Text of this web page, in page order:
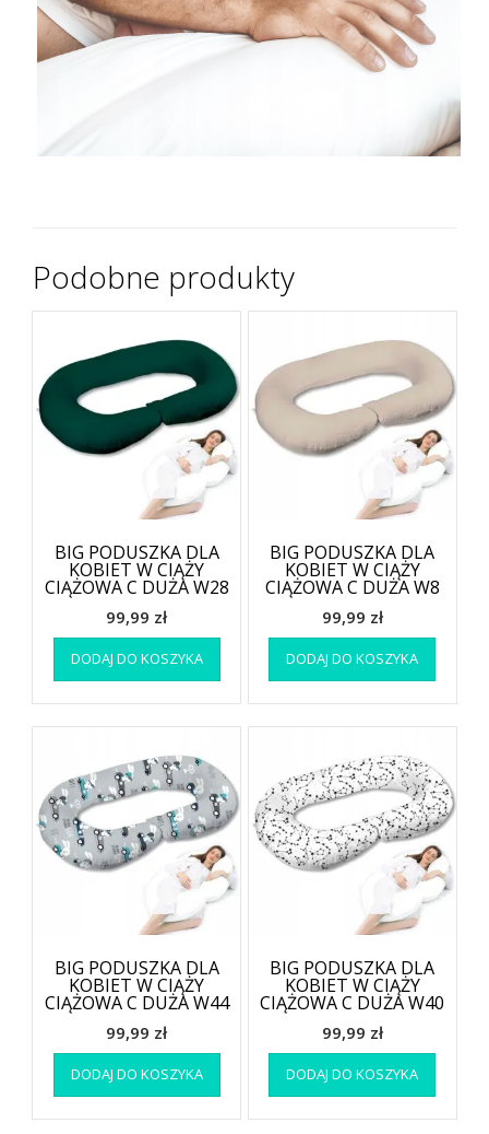
Podobne produkty
BIG PODUSZKA DLA
KOBIET W CIĄŻY
CIĄŻOWA C DUŻA W28
99,99 zł
DODAJ DO KOSZYKA
BIG PODUSZKA DLA
KOBIET W CIĄŻY
CIĄŻOWA C DUŻA W8
99,99 zł
DODAJ DO KOSZYKA
BIG PODUSZKA DLA
KOBIET W CIĄŻY
CIĄŻOWA C DUŻA W44
99,99 zł
DODAJ DO KOSZYKA
BIG PODUSZKA DLA
KOBIET W CIĄŻY
CIĄŻOWA C DUŻA W40
99,99 zł
DODAJ DO KOSZYKA